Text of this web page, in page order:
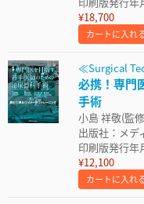
¥18,700
カートに入れ
≪Surgical
必携！専門
手術
小島 祥敬(監
出版社：メデ
印刷版発行年
¥12,100
カートに入れ